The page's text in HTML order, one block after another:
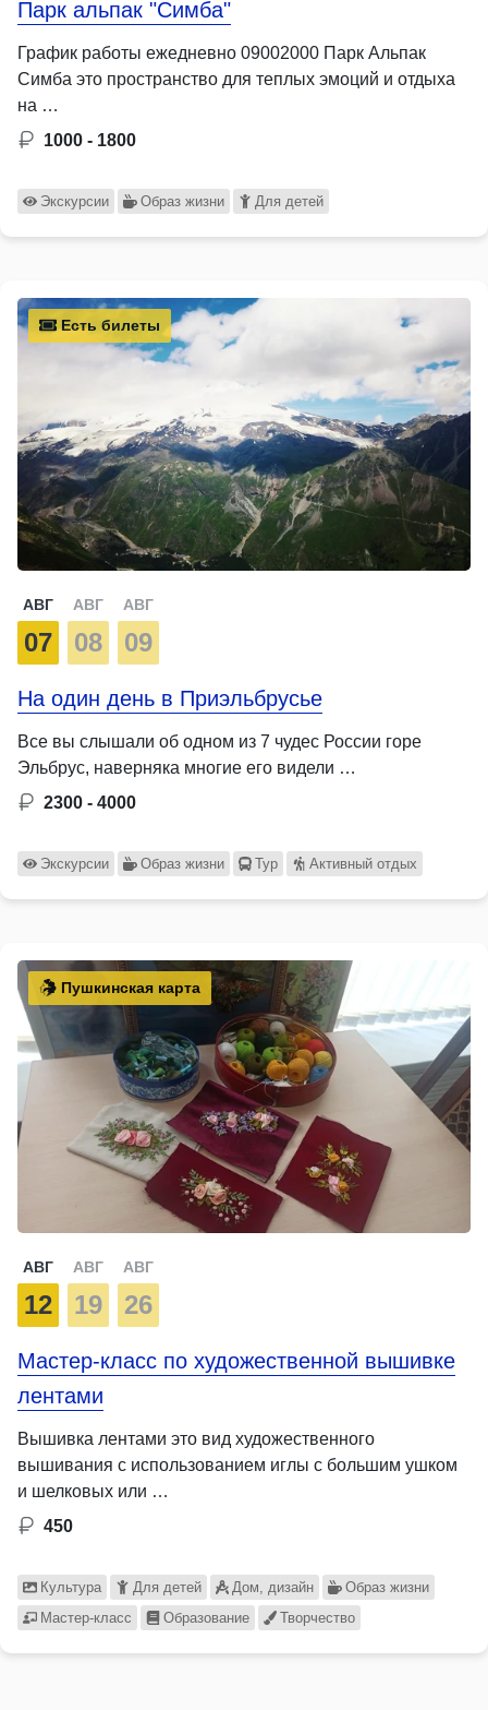
Парк альпак "Симба"
График работы ежедневно 09002000 Парк Альпак
Симба это пространство для теплых эмоций и отдыха
на …
1000 - 1800
Экскурсии Образ жизни Для детей
Есть билеты
АВГ
07
АВГ
08
АВГ
09
На один день в Приэльбрусье
Все вы слышали об одном из 7 чудес России горе
Эльбрус, наверняка многие его видели …
2300 - 4000
Экскурсии Образ жизни Тур Активный отдых
Пушкинская карта
АВГ
12
АВГ
19
АВГ
26
Мастер-класс по художественной вышивке
лентами
Вышивка лентами это вид художественного
вышивания с использованием иглы с большим ушком
и шелковых или …
450
Культура Для детей Дом, дизайн
Образ жизни
Мастер-класс
Образование Творчество